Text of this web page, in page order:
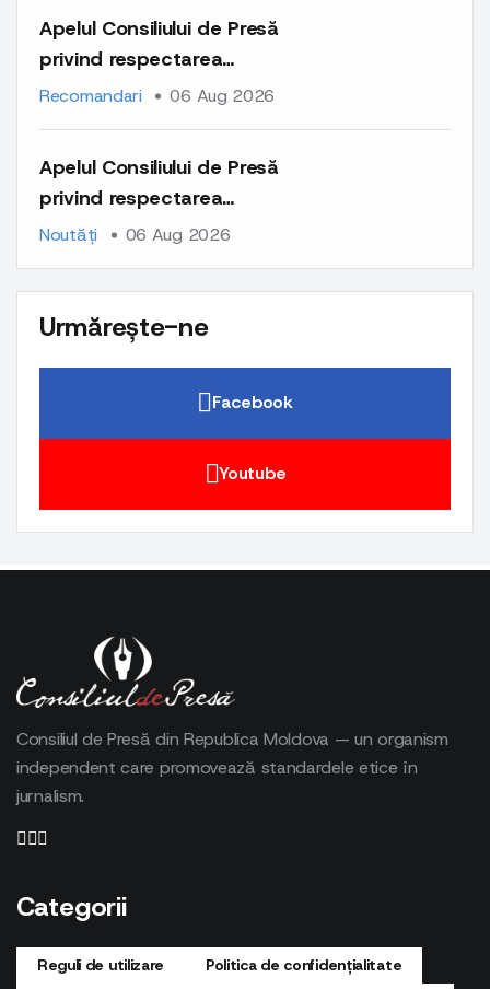
Apelul Consiliului de Presă
privind respectarea
normelor deontologice la
comunicatelor de presă
Recomandari 06 Aug 2026
Apelul Consiliului de Presă
privind respectarea
normelor deontologice la
caracter comercial și a
comunicatelor de presă
Noutăți 06 Aug 2026
Urmărește-ne
Facebook
Youtube
Consiliul de Presă din Republica Moldova — un organism
independent care promovează standardele etice în
jurnalism.
Categorii
Reguli de utilizare Politica de confidențialitate